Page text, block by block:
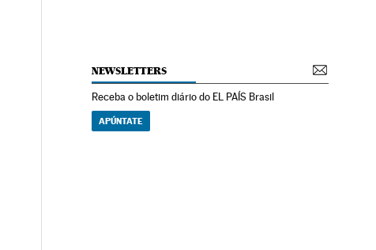
NEWSLETTERS
Receba o boletim diário do EL PAÍS Brasil
APÚNTATE